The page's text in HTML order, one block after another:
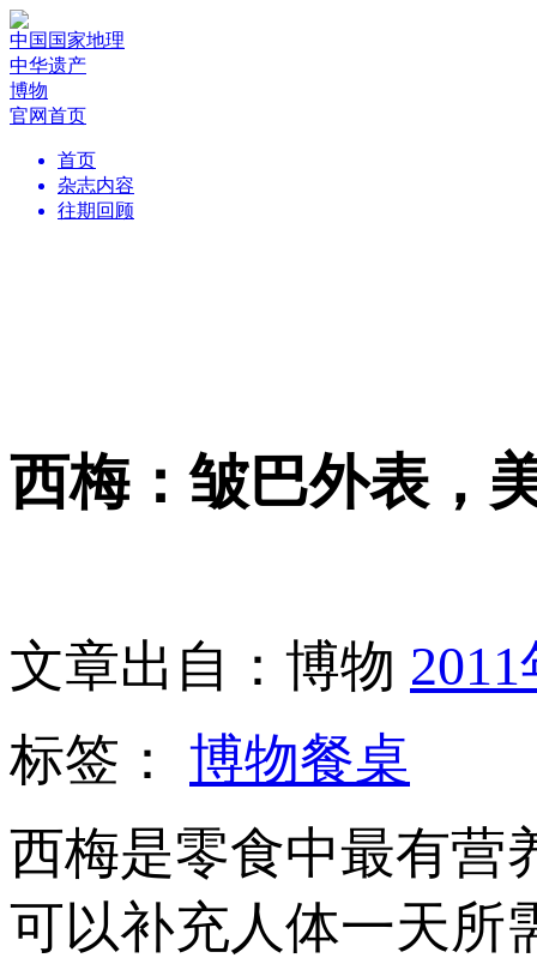
中国国家地理
中华遗产
博物
官网首页
首页
杂志内容
往期回顾
西梅：皱巴外表，
文章出自：博物
标签： 博物餐桌
西梅是零食中最有营
可以补充人体一天所